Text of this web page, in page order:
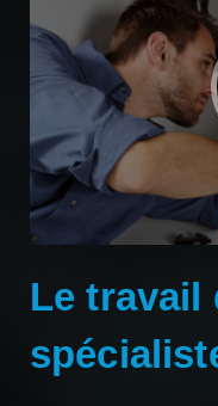
Le travail